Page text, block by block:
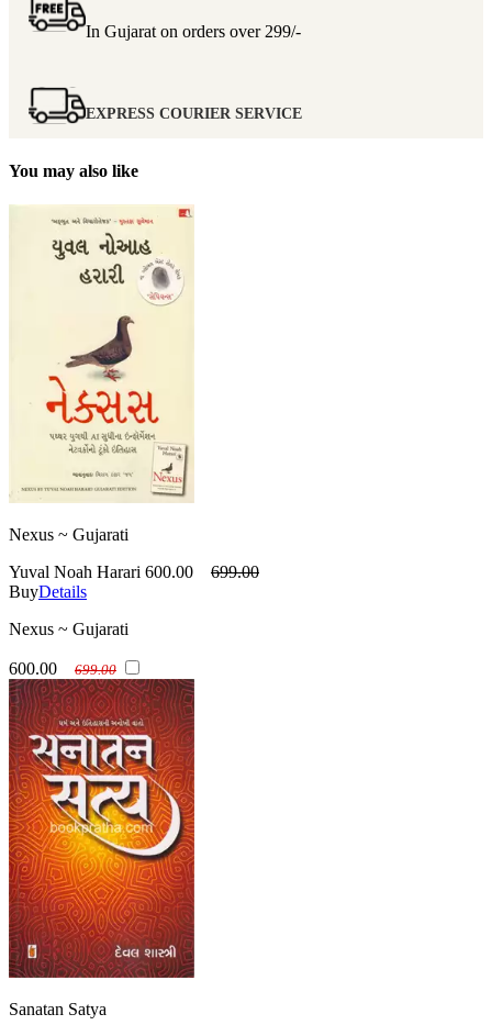
In Gujarat on orders over 299/-
EXPRESS COURIER SERVICE
You may also like
Nexus ~ Gujarati
Yuval Noah Harari 600.00
699.00
BuyDetails
Nexus ~ Gujarati
600.00 699.00
Sanatan Satya